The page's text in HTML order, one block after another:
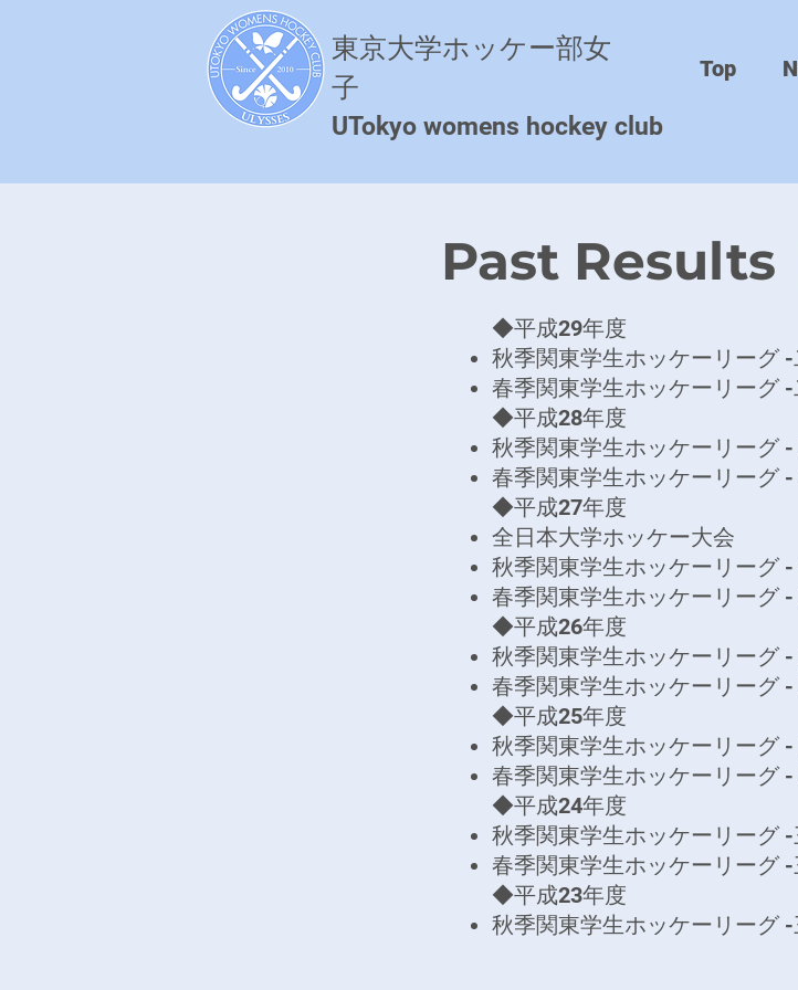
東京大学ホッケー部女
子
​UTokyo womens hockey club
Top
Past Results
◆平成29年度
秋季関東学生ホッケーリーグ
春季関東学生ホッケーリーグ
◆平成28年度
秋季関東学生ホッケーリーグ
春季関東学生ホッケーリーグ
◆平成27年度
全日本大学ホッケー大会
秋季関東学生ホッケーリーグ
春季関東学生ホッケーリーグ
◆平成26年度
秋季関東学生ホッケーリーグ
春季関東学生ホッケーリーグ
◆平成25年度
秋季関東学生ホッケーリーグ
春季関東学生ホッケーリーグ
◆平成24年度
秋季関東学生ホッケーリーグ
春季関東学生ホッケーリーグ
◆平成23年度
秋季関東学生ホッケーリーグ